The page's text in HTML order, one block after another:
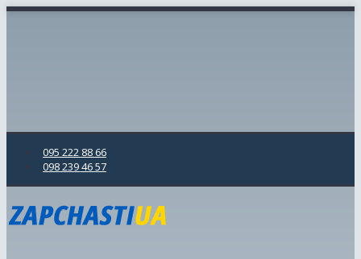
095 222 88 66
098 239 46 57